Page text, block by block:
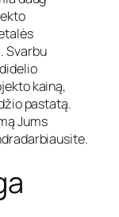
Svarbu
kainą,
pastatą.
Jums